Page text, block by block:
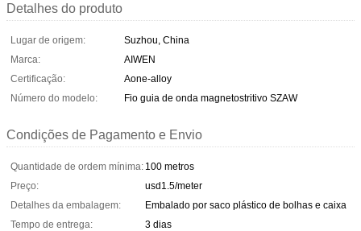
Detalhes do produto
Lugar de origem:
Suzhou, China
Marca:
AIWEN
Certificação:
Aone-alloy
Número do modelo:
Fio guia de onda magnetostritivo SZAW
Condições de Pagamento e Envio
Quantidade de ordem mínima: 100 metros
Preço:
usd1.5/meter
Detalhes da embalagem:
Embalado por saco plástico de bolhas e caixa
Tempo de entrega:
3 dias